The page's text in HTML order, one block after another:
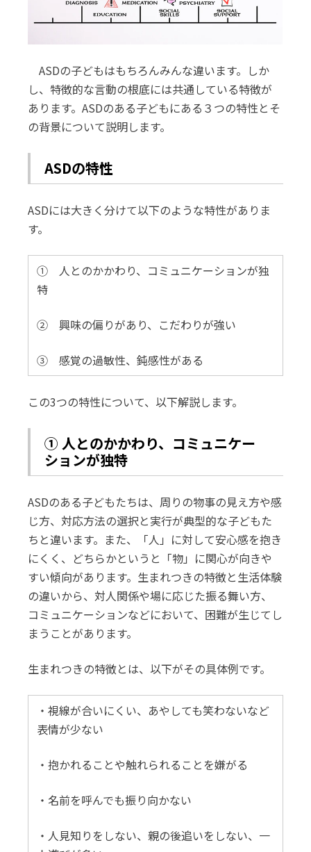
ASDの子どもはもちろんみんな違います。しか
し、特徴的な言動の根底には共通している特徴が
あります。ASDのある子どもにある３つの特性とそ
の背景について説明します。
ASDの特性
ASDには大きく分けて以下のような特性がありま
す。
① 人とのかかわり、コミュニケーションが独
特
② 興味の偏りがあり、こだわりが強い
③ 感覚の過敏性、鈍感性がある
この3つの特性について、以下解説します。
① 人とのかかわり、コミュニケー
ションが独特
ASDのある子どもたちは、周りの物事の見え方や感
じ方、対応方法の選択と実行が典型的な子どもた
ちと違います。また、「人」に対して安心感を抱き
にくく、どちらかというと「物」に関心が向きや
すい傾向があります。生まれつきの特徴と生活体験
の違いから、対人関係や場に応じた振る舞い方、
コミュニケーションなどにおいて、困難が生じてし
まうことがあります。
生まれつきの特徴とは、以下がその具体例です。
・視線が合いにくい、あやしても笑わないなど
表情が少ない
・抱かれることや触れられることを嫌がる
・名前を呼んでも振り向かない
・人見知りをしない、親の後追いをしない、一